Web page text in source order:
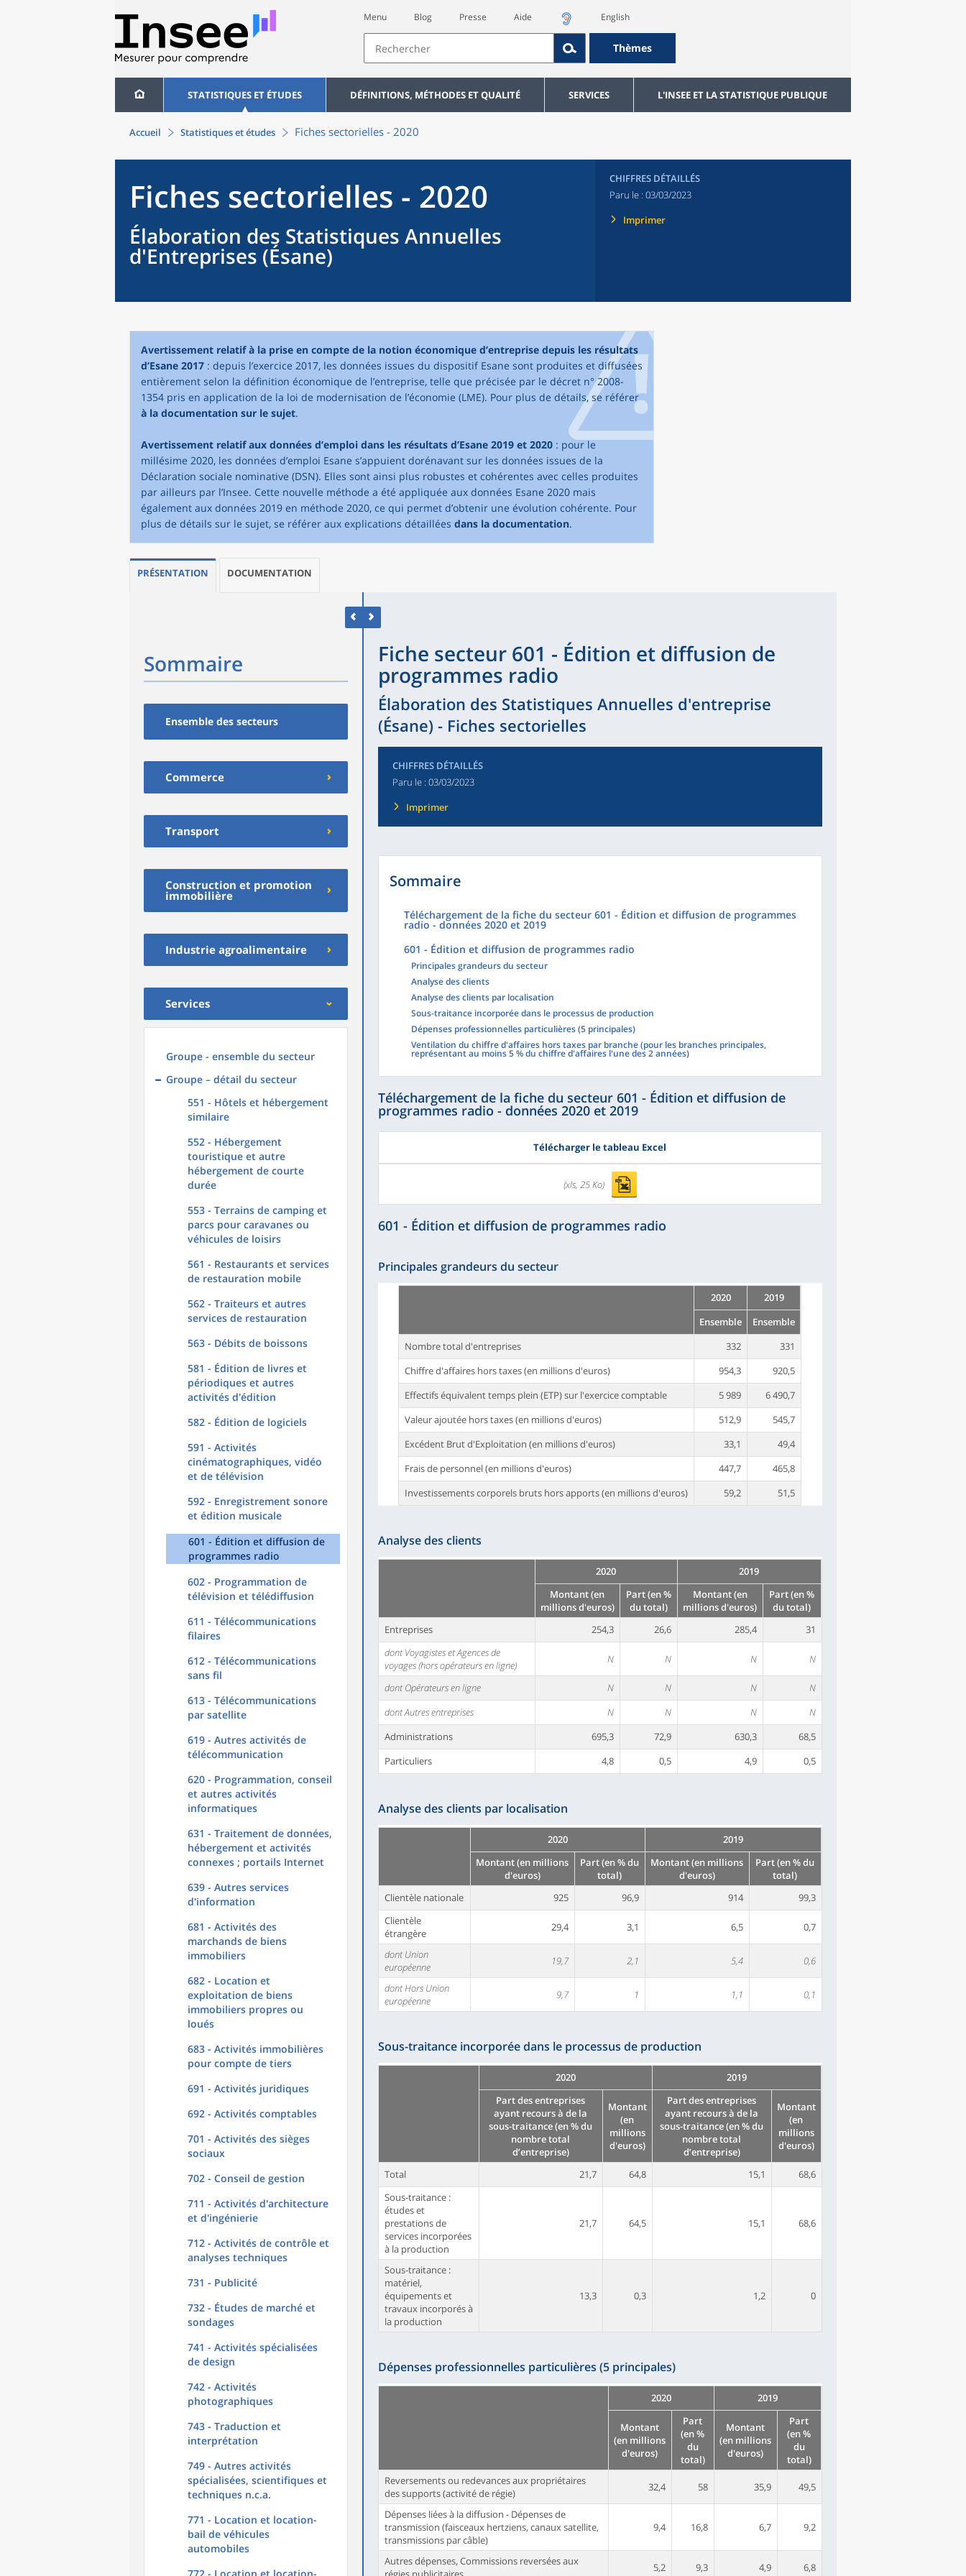
Menu Blog Presse Aide English
Thèmes
STATISTIQUES ET ÉTUDES DÉFINITIONS, MÉTHODES ET QUALITÉ SERVICES L'INSEE ET LA STATISTIQUE PUBLIQUE
Accueil Statistiques et études Fiches sectorielles - 2020
Fiches sectorielles - 2020
Élaboration des Statistiques Annuelles
d'Entreprises (Ésane)
CHIFFRES DÉTAILLÉS
Paru le : 03/03/2023
Imprimer
Avertissement relatif à la prise en compte de la notion économique d’entreprise depuis les résultats
d’Esane 2017 : depuis l’exercice 2017, les données issues du dispositif Esane sont produites et diffusées
entièrement selon la définition économique de l’entreprise, telle que précisée par le décret n° 2008-
1354 pris en application de la loi de modernisation de l’économie (LME). Pour plus de détails, se référer
à la documentation sur le sujet.
Avertissement relatif aux données d’emploi dans les résultats d’Esane 2019 et 2020 : pour le
millésime 2020, les données d’emploi Esane s’appuient dorénavant sur les données issues de la
Déclaration sociale nominative (DSN). Elles sont ainsi plus robustes et cohérentes avec celles produites
par ailleurs par l’Insee. Cette nouvelle méthode a été appliquée aux données Esane 2020 mais
également aux données 2019 en méthode 2020, ce qui permet d’obtenir une évolution cohérente. Pour
plus de détails sur le sujet, se référer aux explications détaillées dans la documentation.
PRÉSENTATION DOCUMENTATION
Sommaire
Ensemble des secteurs
Commerce
Transport
Construction et promotion
immobilière
Industrie agroalimentaire
Services
Groupe - ensemble du secteur
Groupe – détail du secteur
551 - Hôtels et hébergement
similaire
552 - Hébergement
touristique et autre
hébergement de courte
durée
553 - Terrains de camping et
parcs pour caravanes ou
véhicules de loisirs
561 - Restaurants et services
de restauration mobile
562 - Traiteurs et autres
services de restauration
563 - Débits de boissons
581 - Édition de livres et
périodiques et autres
activités d'édition
582 - Édition de logiciels
591 - Activités
cinématographiques, vidéo
et de télévision
592 - Enregistrement sonore
et édition musicale
601 - Édition et diffusion de
programmes radio
602 - Programmation de
télévision et télédiffusion
611 - Télécommunications
filaires
612 - Télécommunications
sans fil
613 - Télécommunications
par satellite
619 - Autres activités de
télécommunication
620 - Programmation, conseil
et autres activités
informatiques
631 - Traitement de données,
hébergement et activités
connexes ; portails Internet
639 - Autres services
d'information
681 - Activités des
marchands de biens
immobiliers
682 - Location et
exploitation de biens
immobiliers propres ou
loués
683 - Activités immobilières
pour compte de tiers
691 - Activités juridiques
692 - Activités comptables
701 - Activités des sièges
sociaux
702 - Conseil de gestion
711 - Activités d'architecture
et d'ingénierie
712 - Activités de contrôle et
analyses techniques
731 - Publicité
732 - Études de marché et
sondages
741 - Activités spécialisées
de design
742 - Activités
photographiques
743 - Traduction et
interprétation
749 - Autres activités
spécialisées, scientifiques et
techniques n.c.a.
771 - Location et location-
bail de véhicules
automobiles
Fiche secteur 601 - Édition et diffusion de
programmes radio
Élaboration des Statistiques Annuelles d'entreprise
(Ésane) - Fiches sectorielles
CHIFFRES DÉTAILLÉS
Paru le : 03/03/2023
Imprimer
Sommaire
Téléchargement de la fiche du secteur 601 - Édition et diffusion de programmes
radio - données 2020 et 2019
601 - Édition et diffusion de programmes radio
Principales grandeurs du secteur
Analyse des clients
Analyse des clients par localisation
Sous-traitance incorporée dans le processus de production
Dépenses professionnelles particulières (5 principales)
Ventilation du chiffre d'affaires hors taxes par branche (pour les branches principales,
représentant au moins 5 % du chiffre d'affaires l'une des 2 années)
Téléchargement de la fiche du secteur 601 - Édition et diffusion de
programmes radio - données 2020 et 2019
Télécharger le tableau Excel
(xls, 25 Ko)
601 - Édition et diffusion de programmes radio
Principales grandeurs du secteur
2020
2019
Ensemble
Ensemble
Nombre total d'entreprises
332
331
Chiffre d'affaires hors taxes (en millions d'euros)
954,3
920,5
Effectifs équivalent temps plein (ETP) sur l'exercice comptable
5 989
6 490,7
Valeur ajoutée hors taxes (en millions d'euros)
512,9
545,7
Excédent Brut d'Exploitation (en millions d'euros)
33,1
49,4
Frais de personnel (en millions d'euros)
447,7
465,8
Investissements corporels bruts hors apports (en millions d'euros)
59,2 51,5
Analyse des clients
2020
2019
Montant (en
millions d'euros)
Part (en %
du total)
Montant (en
millions d'euros)
Part (en %
du total)
Entreprises
254,3 26,6 285,4
31
dont Voyagistes et Agences de
voyages (hors opérateurs en ligne)
N N N N
dont Opérateurs en ligne N N N
N
dont Autres entreprises
N N N
N
Administrations
695,3 72,9 630,3
68,5
Particuliers
4,8 0,5 4,9 0,5
Analyse des clients par localisation
2020
2019
Montant (en millions
d'euros)
Part (en % du
total)
Montant (en millions
d'euros)
Part (en % du
total)
Clientèle nationale
925 96,9 914
99,3
Clientèle
étrangère
29,4 3,1 6,5 0,7
dont Union
européenne
19,7 2,1 5,4 0,6
dont Hors Union
européenne
9,7 1 1,1 0,1
Sous-traitance incorporée dans le processus de production
2020
2019
Part des entreprises
ayant recours à de la
sous-traitance (en % du
nombre total
d’entreprise)
Montant
(en
millions
d'euros)
Part des entreprises
ayant recours à de la
sous-traitance (en % du
nombre total
d’entreprise)
Montant
(en
millions
d'euros)
Total 21,7 64,8 15,1
68,6
Sous-traitance :
études et
prestations de
services incorporées
à la production
21,7 64,5 15,1 68,6
Sous-traitance :
matériel,
équipements et
travaux incorporés à
la production
13,3 0,3 1,2 0
Dépenses professionnelles particulières (5 principales)
2020 2019
Montant
(en millions
d'euros)
Part
(en %
du
total)
Montant
(en millions
d'euros)
Part
(en %
du
total)
Reversements ou redevances aux propriétaires
des supports (activité de régie)
32,4 58 35,9 49,5
Dépenses liées à la diffusion - Dépenses de
transmission (faisceaux hertziens, canaux satellite,
transmissions par câble)
9,4 16,8 6,7 9,2
Autres dépenses, Commissions reversées aux
5,2 9,3 4,9 6,8